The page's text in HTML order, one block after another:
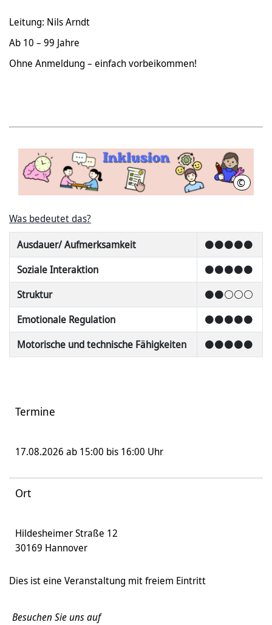
Leitung: Nils Arndt
Ab 10 – 99 Jahre
Ohne Anmeldung – einfach vorbeikommen!
©
Was bedeutet das?
Ausdauer/ Aufmerksamkeit
⚫⚫⚫⚫⚫
Soziale Interaktion
⚫⚫⚫⚫⚫
Struktur
⚫⚫⚪⚪⚪
Emotionale Regulation
⚫⚫⚫⚫⚫
Motorische und technische Fähigkeiten
⚫⚫⚫⚫⚫
Termine
17.08.2026 ab 15:00 bis 16:00 Uhr
Ort
Hildesheimer Straße 12
30169 Hannover
Dies ist eine Veranstaltung mit freiem Eintritt
Besuchen Sie uns auf